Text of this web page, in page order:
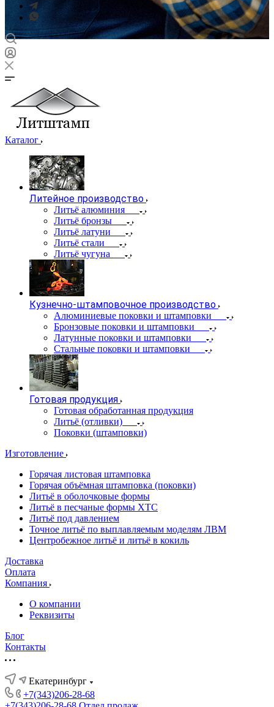
Каталог
Литейное производство
Литьё алюминия
Литьё бронзы
Литьё латуни
Литьё стали
Литьё чугуна
Кузнечно-штамповочное производство
Алюминиевые поковки и штамповки
Бронзовые поковки и штамповки
Латунные поковки и штамповки
Стальные поковки и штамповки
Готовая продукция
Готовая обработанная продукция
Литьё (отливки)
Поковки (штамповки)
Изготовление
Горячая листовая штамповка
Горячая объёмная штамповка (поковки)
Литьё в оболочковые формы
Литьё в песчаные формы ХТС
Литьё под давлением
Точное литьё по выплавляемым моделям ЛВМ
Центробежное литьё и литьё в кокиль
Доставка
Оплата
Компания
О компании
Реквизиты
Блог
Контакты
Екатеринбург
+7(343)206-28-68